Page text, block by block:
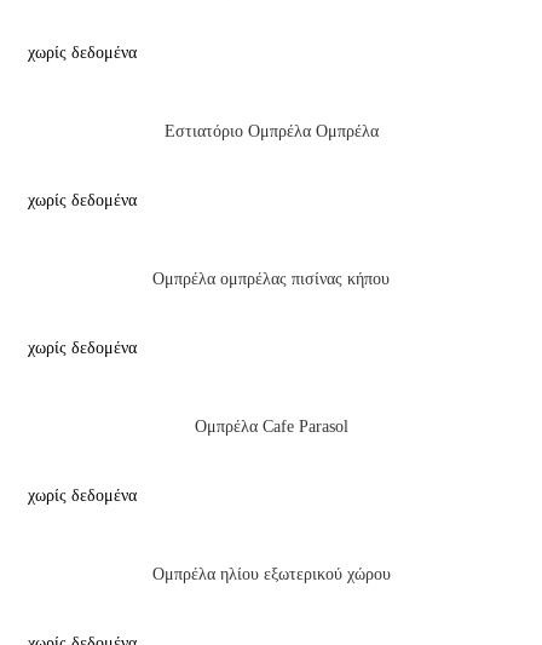
χωρίς δεδομένα
Εστιατόριο Ομπρέλα Ομπρέλα
χωρίς δεδομένα
Ομπρέλα ομπρέλας πισίνας κήπου
χωρίς δεδομένα
Ομπρέλα Cafe Parasol
χωρίς δεδομένα
Ομπρέλα ηλίου εξωτερικού χώρου